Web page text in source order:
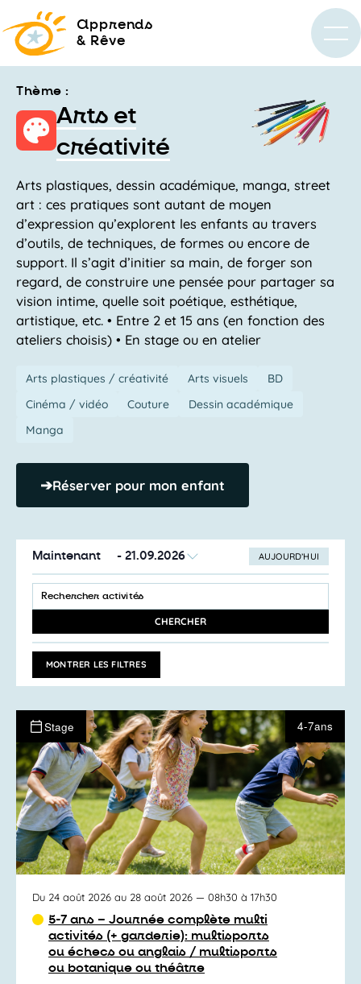
apprends
& Rêve
Thème :
Arts et
créativité
Arts plastiques, dessin académique, manga, street
art : ces pratiques sont autant de moyen
d’expression qu’explorent les enfants au travers
d’outils, de techniques, de formes ou encore de
support. Il s’agit d’initier sa main, de forger son
regard, de construire une pensée pour partager sa
vision intime, quelle soit poétique, esthétique,
artistique, etc. • Entre 2 et 15 ans (en fonction des
ateliers choisis) • En stage ou en atelier
Arts plastiques / créativité Arts visuels
BD
Cinéma / vidéo
Couture
Dessin académique
Manga
➔Réserver pour mon enfant
AUJOURD’HUI
Maintenant - 21.09.2026
LA
DATE
Recherche
et
de
vues
Activités
SAISIR
MOT-
ACTIVITÉS
MOT-
CLÉ.
CHERCHER
MONTRER LES FILTRES
Stage 4-7ans
Du 24 août 2026 au 28 août 2026 — 08h30 à 17h30
5-7 ans – Journée complète multi
activités (+ garderie): multisports
ou échecs ou anglais / multisports
ou botanique ou théâtre